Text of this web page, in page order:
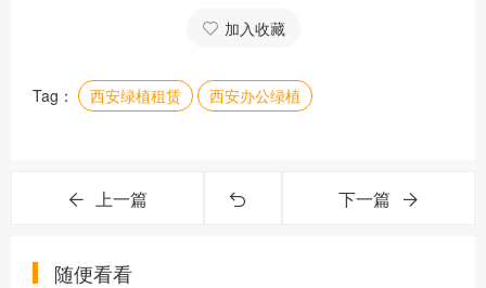
加入收藏
Tag： 西安绿植租赁 西安办公绿植
上一篇 下一篇
随便看看